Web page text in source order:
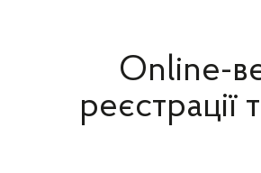
Online-
реєстрації